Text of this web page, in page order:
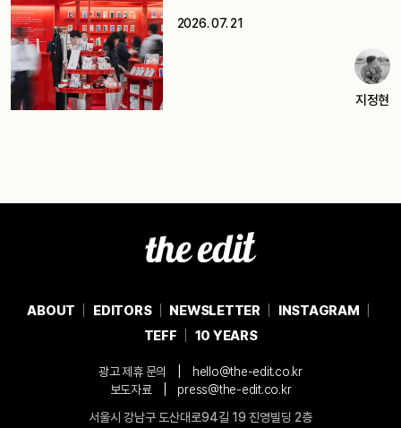
2026. 07. 21
지정현
ABOUT EDITORS NEWSLETTER
INSTAGRAM
TEFF
10 YEARS
광고 제휴 문의
hello@the-edit.co.kr
보도자료
press@the-edit.co.kr
서울시 강남구 도산대로94길 19 진영빌딩 2층